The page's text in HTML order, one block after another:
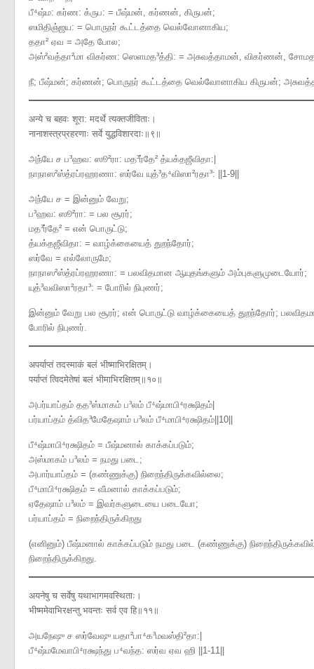
பீ⁴ஷ்ம: கர்ண: க்ருப: = பீஷ்மன், கர்ணன், கிருபன்;
ஸமிதிஞ்ஜய: = பொருநர் கூட்டத்தை வெல்வோனாகிய;
ததா² ஏவ = அதே போல;
அஸ்²வத்தா²மா விகர்ண: ஸௌமத³த்தி: = அசுவத்தாமன், விகர்ணன்,
நீ; பீஷ்மன்; கர்ணன்; பொருநர் கூட்டத்தை வெல்வோனாகிய கிருபன்;
अन्ये च बहवः शूरा: मदर्थे त्यक्तजीविताः।
नानाशस्त्रप्रहरणाः सर्वे युद्धविशारदाः॥९॥
அந்யே ச ப³ஹவ​: ஸூ²ரா: மத³ர்தே² த்யக்தஜீவிதா​:|
நாநாஸ²ஸ்த்ரப்ரஹரணா​: ஸர்வே யுத்³த⁴விஸா²ரதா³​: ||1-9||
அந்யே ச = இன்னும் வேறு;
ப³ஹவ: ஸூ²ரா: = பல சூரர்;
மத³ர்தே² = என் பொருட்டு;
த்யக்தஜீவிதா: = வாழ்க்கையைத் துறந்தோர்;
ஸர்வே = எல்லோருமே;
நாநாஸ²ஸ்த்ரப்ரஹரணா: = பலவிதமான ஆயுதங்களும் அம்புகளுமுடையோர்;
யுத்³வவிஸா²ரதா³: = போரில் நிபுணர்;
இன்னும் வேறு பல சூரர்; என் பொருட்டு வாழ்க்கையைத் துறந்தோர்;
போரில் நிபுணர்.
अपर्याप्तं तदस्माकं बलं भीष्माभिरक्षितम्।
पर्याप्तं त्विदमेतेषां बलं भीमाभिरक्षितम्॥१०॥
அபர்யாப்தம் தத³ஸ்மாகம் ப³லம் பீ⁴ஷ்மாபி⁴ரக்ஷிதம்|
பர்யாப்தம் த்வித³மேதேஷாம் ப³லம் பீ⁴மாபி⁴ரக்ஷிதம்||10||
பீ⁴ஷ்மாபி⁴ரக்ஷிதம் = பீஷ்மனால் காக்கப்படும்;
அஸ்மாகம் ப³லம் = நமது படை;
அபார்யாப்தம் = (கண்ணுக்கு) நிறைந்திருக்கவில்லை;
பீ⁴மாபி⁴ரக்ஷிதம் = வீமனால் காக்கப்படும்;
ஏதேஷாம் ப³லம் = இவர்களுடையை படையோ;
பர்யாப்தம் = நிறைந்திருக்கிறது
(எனினும்) பீஷ்மனால் காக்கப்படும் நமது படை (கண்ணுக்கு)
நிறைந்திருக்கிறது.
अयनेषु च सर्वेषु यथाभागमवस्थिताः।
भीष्ममेवाभिरक्षन्तु भवन्तः सर्व एव हि॥११॥
அயநேஷு ச ஸர்வேஷு யதா²பா⁴க³மவஸ்தி²தா​:|
பீ⁴ஷ்மமேவாபி⁴ரக்ஷந்து ப⁴வந்த​: ஸர்வ ஏவ ஹி ||1-11||